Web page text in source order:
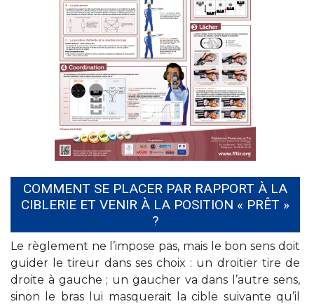
COMMENT SE PLACER PAR RAPPORT À LA
CIBLERIE ET VENIR À LA POSITION « PRÊT »
?
Le règlement ne l’impose pas, mais le bon sens doit
guider le tireur dans ses choix : un droitier tire de
droite à gauche ; un gaucher va dans l’autre sens,
sinon le bras lui masquerait la cible suivante qu’il